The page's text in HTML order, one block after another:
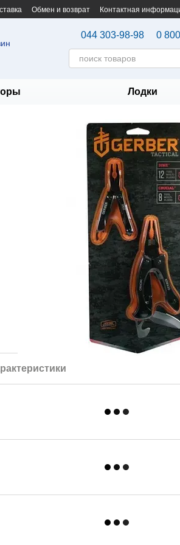
контентуОбмен и возврат Контактная
044 303-98-98 0
Лодки